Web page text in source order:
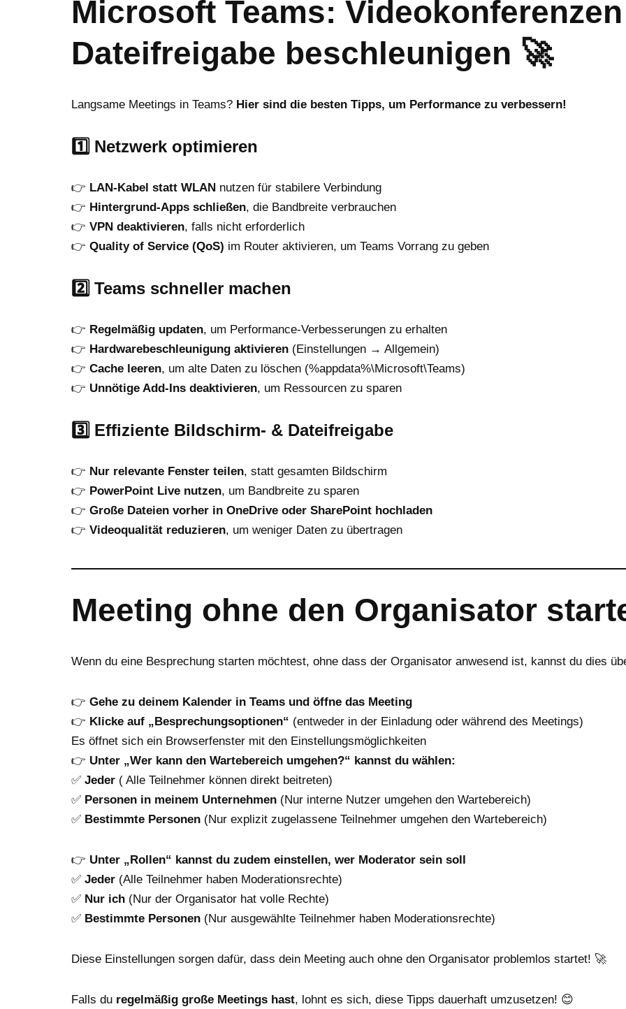
Microsoft Teams:
Dateifreigabe beschleunigen 🚀
Langsame Meetings in Teams? Hier sind die besten Tipps, um Performance zu verbessern!
1️⃣ Netzwerk optimieren
👉 LAN-Kabel statt WLAN nutzen für stabilere Verbindung
👉 Hintergrund-Apps schließen, die Bandbreite verbrauchen
👉 VPN deaktivieren, falls nicht erforderlich
👉 Quality of Service (QoS) im Router aktivieren, um Teams Vorrang zu geben
2️⃣ Teams schneller machen
👉 Regelmäßig updaten, um Performance-Verbesserungen zu erhalten
👉 Hardwarebeschleunigung aktivieren (Einstellungen → Allgemein)
👉 Cache leeren, um alte Daten zu löschen (%appdata%\Microsoft\Teams)
👉 Unnötige Add-Ins deaktivieren, um Ressourcen zu sparen
3️⃣ Effiziente Bildschirm- & Dateifreigabe
👉 Nur relevante Fenster teilen, statt gesamten Bildschirm
👉 PowerPoint Live nutzen, um Bandbreite zu sparen
👉 Große Dateien vorher in OneDrive oder SharePoint hochladen
👉 Videoqualität reduzieren, um weniger Daten zu übertragen
Meeting ohne den Organisator
Wenn du eine Besprechung starten möchtest, ohne dass der Organisator anwesend ist, kannst du dies
👉 Gehe zu deinem Kalender in Teams und öffne das Meeting
👉 Klicke auf „Besprechungsoptionen“ (entweder in der Einladung oder während des Meetings)
Es öffnet sich ein Browserfenster mit den Einstellungsmöglichkeiten
👉 Unter „Wer kann den Wartebereich umgehen?“ kannst du wählen:
✅ Jeder ( Alle Teilnehmer können direkt beitreten)
✅ Personen in meinem Unternehmen (Nur interne Nutzer umgehen den Wartebereich)
✅ Bestimmte Personen (Nur explizit zugelassene Teilnehmer umgehen den Wartebereich)
👉 Unter „Rollen“ kannst du zudem einstellen, wer Moderator sein soll
✅ Jeder (Alle Teilnehmer haben Moderationsrechte)
✅ Nur ich (Nur der Organisator hat volle Rechte)
✅ Bestimmte Personen (Nur ausgewählte Teilnehmer haben Moderationsrechte)
Diese Einstellungen sorgen dafür, dass dein Meeting auch ohne den Organisator problemlos startet! 🚀
Falls du regelmäßig große Meetings hast, lohnt es sich, diese Tipps dauerhaft umzusetzen! 😊